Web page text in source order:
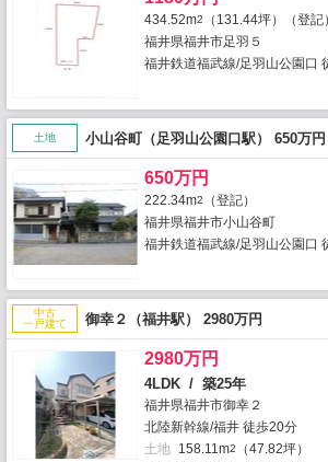
434.52m2
（131.44坪）（登記）
福井県福井市足羽５
福井鉄道福武線/足羽山公園口
土地 小山谷町（足羽山公園口駅） 650万円
650万円
222.34m2
（登記）
福井県福井市小山谷町
福井鉄道福武線/足羽山公園口
中古
一戸建て
御幸２（福井駅） 2980万円
2980万円
4LDK / 築25年
福井県福井市御幸２
北陸新幹線/福井 徒歩20分
土地 158.11m2
（47.82坪）